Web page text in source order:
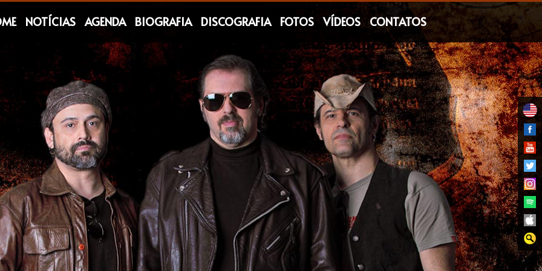
NOTÍCIAS AGENDA BIOGRAFIA DISCOGRAFIA FOTOS VÍDEOS CONTATOS